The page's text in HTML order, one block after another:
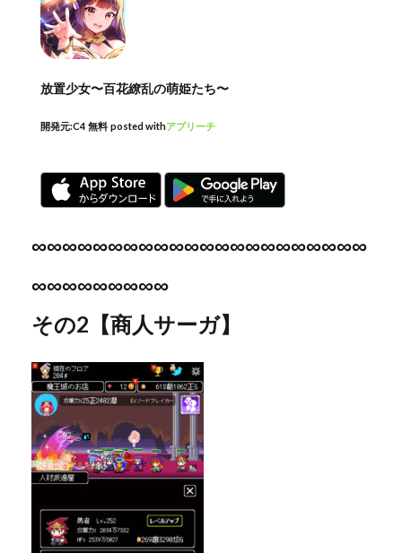
放置少女〜百花繚乱の萌姫たち〜
開発元:C4 無料 posted withアプリーチ
∞∞∞∞∞∞∞∞∞∞∞∞∞∞∞∞∞∞∞∞∞∞
∞∞∞∞∞∞∞∞∞
その2【商人サーガ】